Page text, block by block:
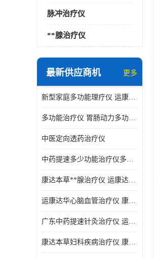
脉冲治疗仪
**腺治疗仪
最新供应商机 更多
新型家庭多功能理疗仪 运康达华
多功能治疗仪 胃肠动力多功能治疗仪
中医定向透药治疗仪
中药提速多少功能治疗仪多少钱 实体店仪器
康达本草**腺治疗仪 运康达华 开发新顾客用仪器
运康达华心脑血管治疗仪 康达本草 体验店仪器
广东中药提速针灸治疗仪 运康达华 会销店锁定顾客用仪器
康达本草妇科疾病治疗仪 康达本草 体验店仪器